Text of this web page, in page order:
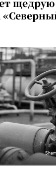
щедрую